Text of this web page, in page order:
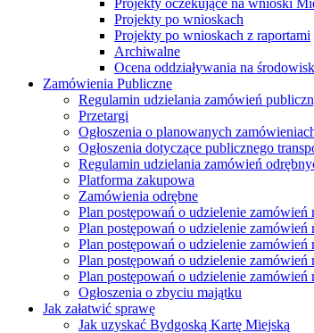
Projekty po wnioskach
Projekty po wnioskach z raportami
Archiwalne
Ocena oddziaływania na
Zamówienia Publiczne
Regulamin udzielania zamówień
Przetargi
Ogłoszenia o planowanych
Ogłoszenia dotyczące publicznego
Regulamin udzielania zamówień
Platforma zakupowa
Zamówienia odrębne
Plan postępowań o udzielenie zamówień
Plan postępowań o udzielenie zamówień
Plan postępowań o udzielenie zamówień
Plan postępowań o udzielenie zamówień
Plan postępowań o udzielenie zamówień
Ogłoszenia o zbyciu majątku
Jak załatwić sprawę
Jak uzyskać Bydgoską Kartę Miejską